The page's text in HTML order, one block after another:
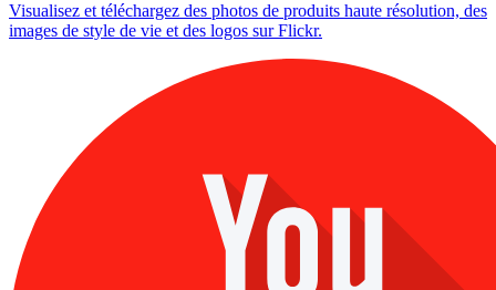
Visualisez et téléchargez des photos de produits haute résolution, des
images de style de vie et des logos sur Flickr.